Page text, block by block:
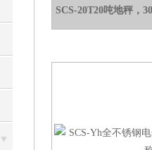
SCS-20T20吨地秤，